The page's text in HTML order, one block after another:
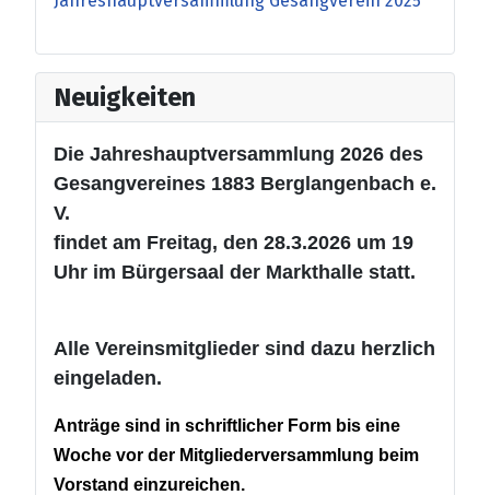
Neuigkeiten
Die Jahreshauptversammlung 2026 des
Gesangvereines 1883 Berglangenbach e.
V.
findet am Freitag, den 28.3.2026 um 19
Uhr im Bürgersaal der Markthalle statt.
Alle Vereinsmitglieder sind dazu herzlich
eingeladen.
Anträge sind in schriftlicher Form bis eine
Woche vor der Mitgliederversammlung beim
Vorstand einzureichen.